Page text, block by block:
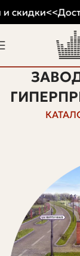
скидки<<